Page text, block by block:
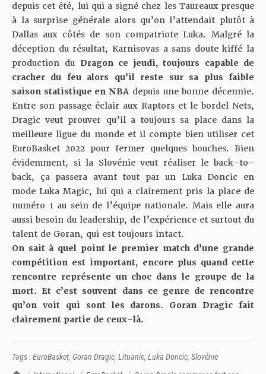
depuis cet été, lui qui a signé chez les Taureaux presque
à la surprise générale alors qu’on l’attendait plutôt à
Dallas aux côtés de son compatriote Luka. Malgré la
déception du résultat, Karnisovas a sans doute kiffé la
production du Dragon ce jeudi, toujours capable de
cracher du feu alors qu’il reste sur sa plus faible
saison statistique en NBA depuis une bonne décennie.
Entre son passage éclair aux Raptors et le bordel Nets,
Dragic veut prouver qu’il a toujours sa place dans la
meilleure ligue du monde et il compte bien utiliser cet
EuroBasket 2022 pour fermer quelques bouches. Bien
évidemment, si la Slovénie veut réaliser le back-to-
back, ça passera avant tout par un Luka Doncic en
mode Luka Magic, lui qui a clairement pris la place de
numéro 1 au sein de l’équipe nationale. Mais elle aura
aussi besoin du leadership, de l’expérience et surtout du
talent de Goran, qui est toujours intact.
On sait à quel point le premier match d’une grande
compétition est important, encore plus quand cette
rencontre représente un choc dans le groupe de la
mort. Et c’est souvent dans ce genre de rencontre
qu’on voit qui sont les darons. Goran Dragic fait
clairement partie de ceux-là.
Tags :EuroBasket, Goran Dragic, Lituanie, Luka Doncic, Slovénie